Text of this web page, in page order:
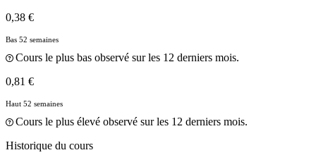
0,38 €
Bas 52 semaines
Cours le plus bas observé sur les 12 derniers mois.
0,81 €
Haut 52 semaines
Cours le plus élevé observé sur les 12 derniers mois.
Historique du cours